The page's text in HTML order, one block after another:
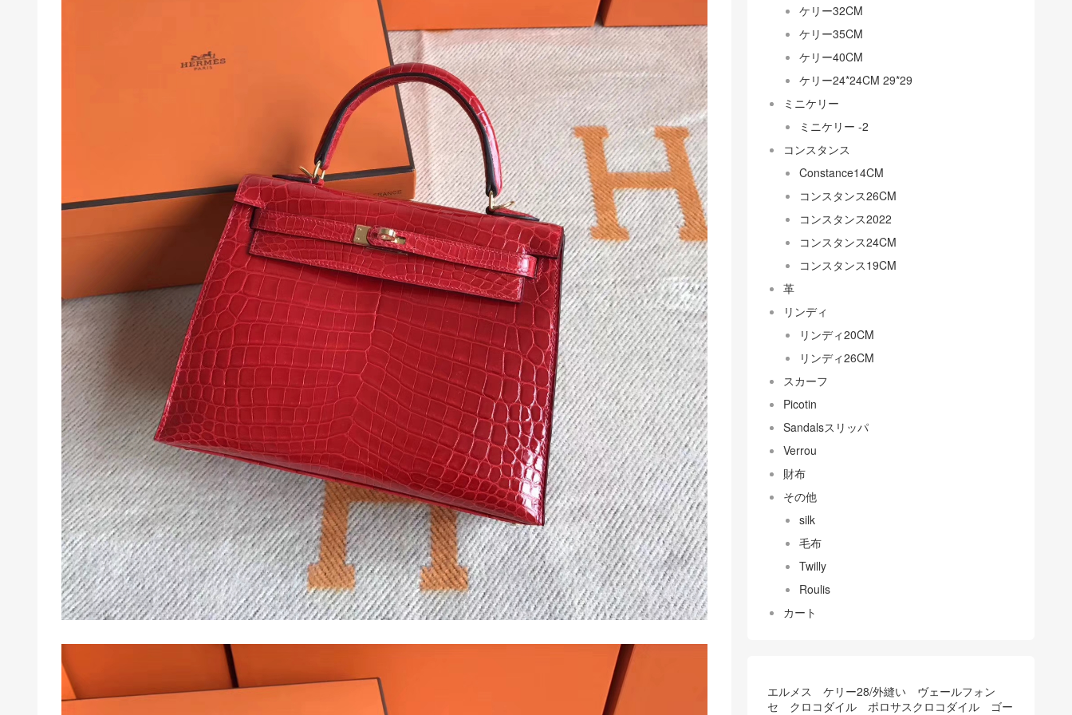
ケリー32CM
ケリー35CM
ケリー40CM
ケリー24*24CM 29*29
ミニケリー
ミニケリー -2
コンスタンス
Constance14CM
コンスタンス26CM
コンスタンス2022
コンスタンス24CM
コンスタンス19CM
革
リンディ
リンディ20CM
リンディ26CM
スカーフ
Picotin
Sandalsスリッパ
Verrou
財布
その他
silk
毛布
Twilly
Roulis
カート
エルメス ケリー28/外縫い ヴェールフォン
セ クロコダイル ポロサスクロコダイル ゴー